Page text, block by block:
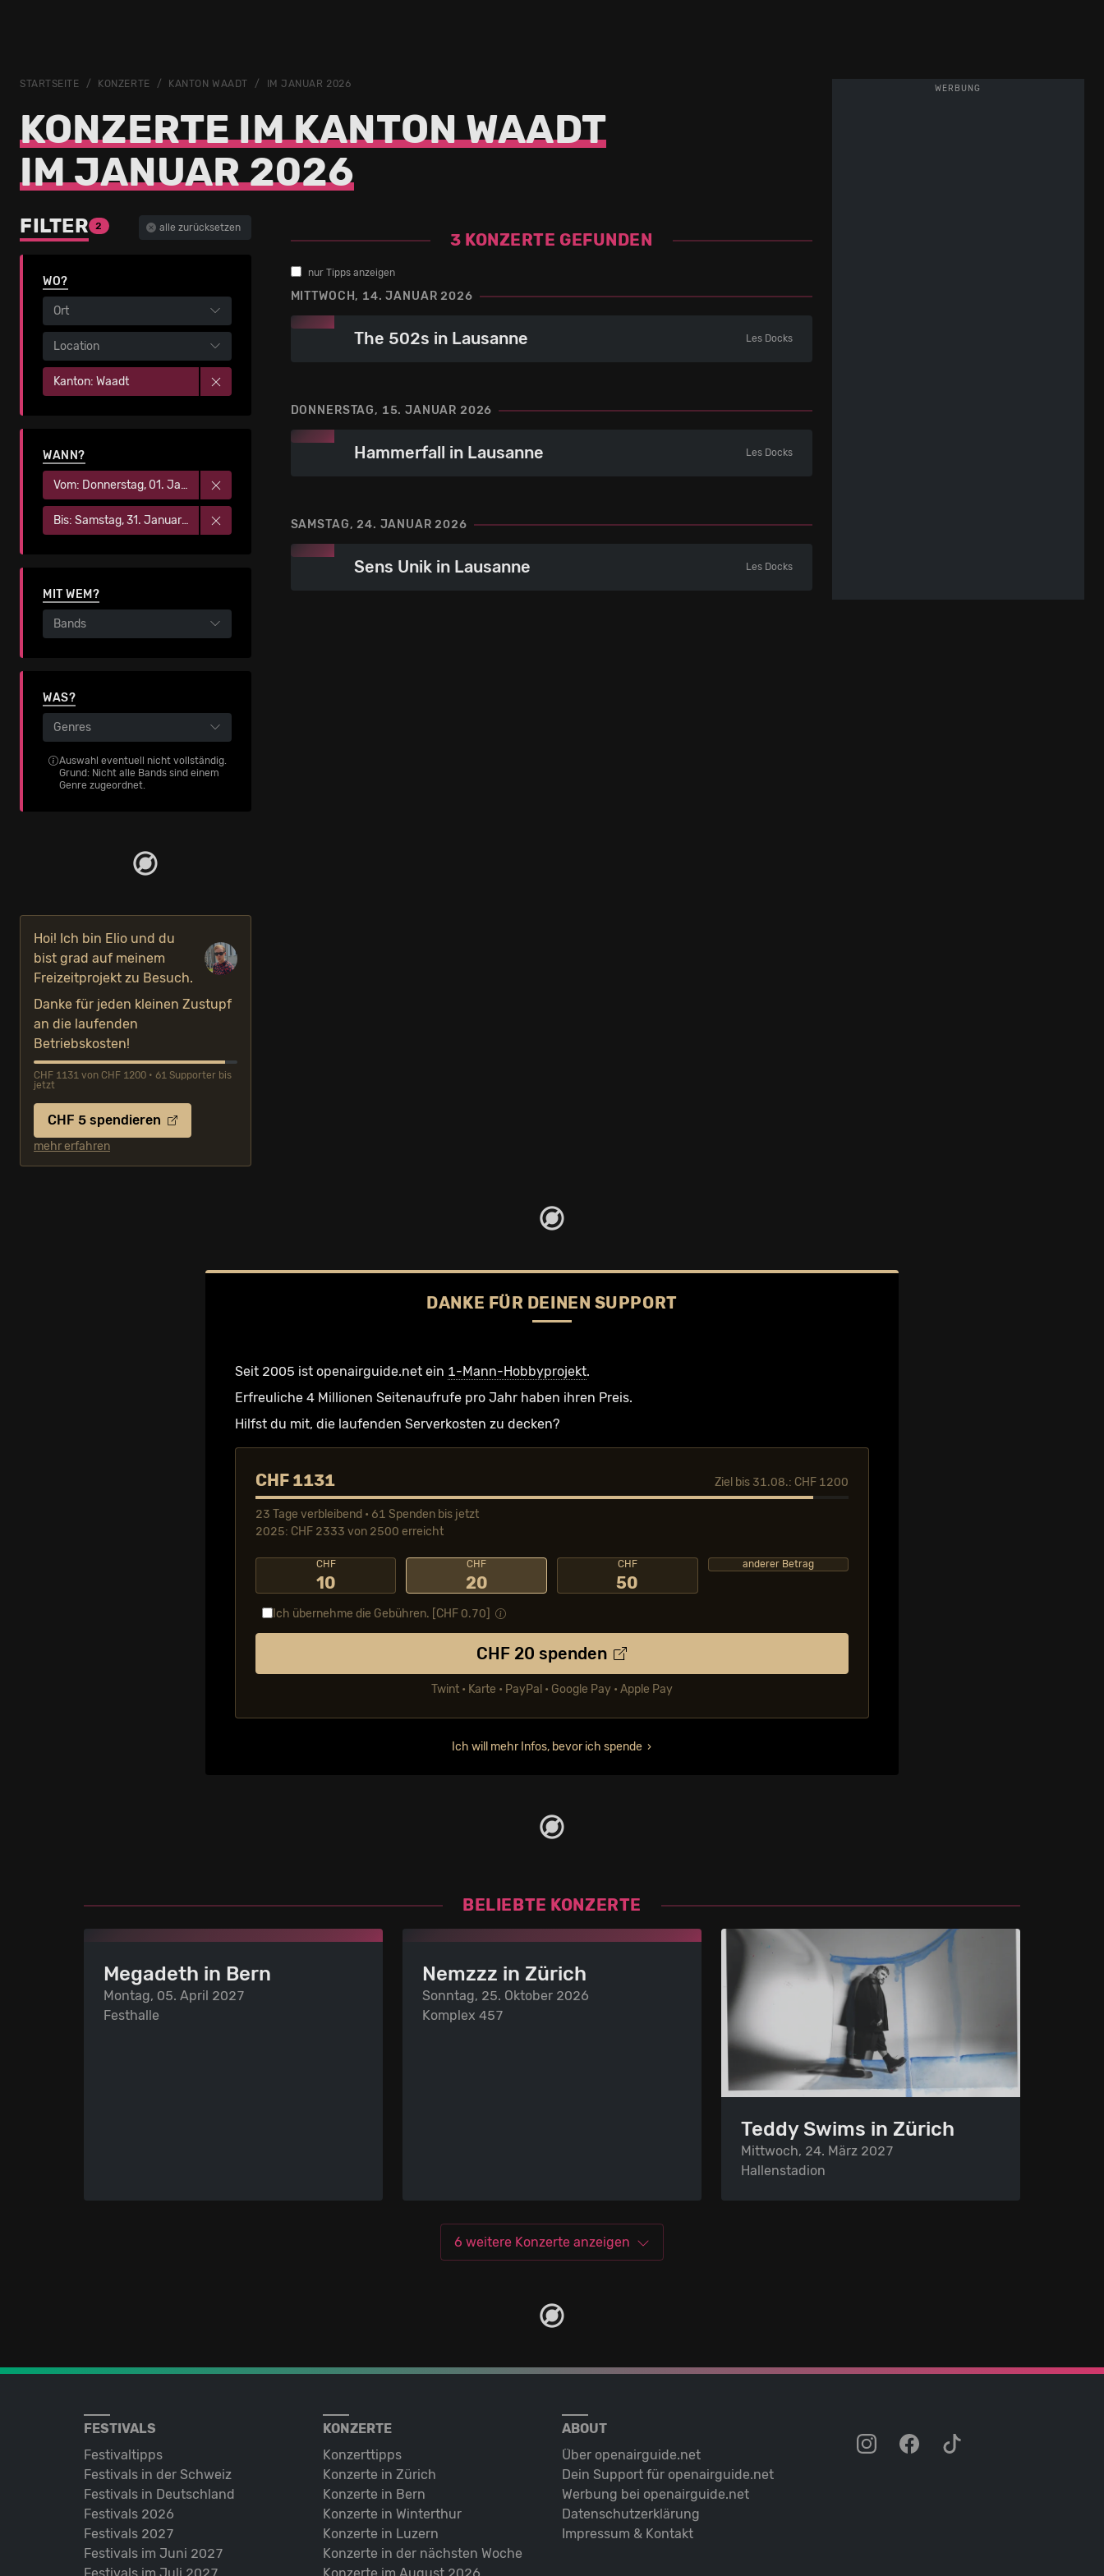
WERBUNG
STARTSEITE KONZERTE KANTON WAADT IM JANUAR 2026
KONZERTE IM KANTON WAADT
IM JANUAR 2026
FILTER 2 alle zurücksetzen
WO?
Ort
Location
Kanton: Waadt
WANN?
Vom: Donnerstag, 01. Januar 2026
Bis: Samstag, 31. Januar 2026
MIT WEM?
Bands
WAS?
Genres
Auswahl eventuell nicht vollständig.
Grund: Nicht alle Bands sind einem
Genre zugeordnet.
Hoi! Ich bin Elio und du
bist grad auf meinem
Freizeitprojekt zu Besuch.
Danke für jeden kleinen Zustupf
an die laufenden
Betriebskosten!
CHF 1131 von CHF 1200 • 61 Supporter bis
jetzt
CHF 5 spendieren
mehr erfahren
3 KONZERTE GEFUNDEN
nur Tipps anzeigen
MITTWOCH, 14. JANUAR 2026
The 502s in Lausanne Les Docks
DONNERSTAG, 15. JANUAR 2026
Hammerfall in Lausanne Les Docks
SAMSTAG, 24. JANUAR 2026
Sens Unik in Lausanne Les Docks
DANKE FÜR DEINEN SUPPORT
Seit 2005 ist openairguide.net ein 1-Mann-Hobbyprojekt.
Erfreuliche 4 Millionen Seiten­aufrufe pro Jahr haben ihren Preis.
Hilfst du mit, die laufenden Serverkosten zu decken?
CHF 1131 Ziel bis 31.08.: CHF 1200
23 Tage verbleibend • 61 Spenden bis jetzt
2025: CHF 2333 von 2500 erreicht
CHF
10
CHF
20
CHF
50
anderer Betrag
Ich übernehme die Gebühren. [CHF0.70
CHF 20 spenden
Twint • Karte • PayPal • Google Pay • Apple Pay
Ich will mehr Infos, bevor ich spende
BELIEBTE KONZERTE
Megadeth in Bern
Montag, 05. April 2027
Festhalle
Nemzzz in Zürich
Sonntag, 25. Oktober 2026
Komplex 457
Teddy Swims in Zürich
Mittwoch, 24. März 2027
Hallenstadion
6 weitere Konzerte anzeigen
FESTIVALS
Festivaltipps
Festivals in der Schweiz
Festivals in Deutschland
Festivals 2026
Festivals 2027
Festivals im Juni 2027
KONZERTE
Konzerttipps
Konzerte in Zürich
Konzerte in Bern
Konzerte in Winterthur
Konzerte in Luzern
Konzerte in der nächsten Woche
ABOUT
Über openairguide.net
Dein Support für openairguide.net
Werbung bei openairguide.net
Datenschutz­erklärung
Impressum & Kontakt